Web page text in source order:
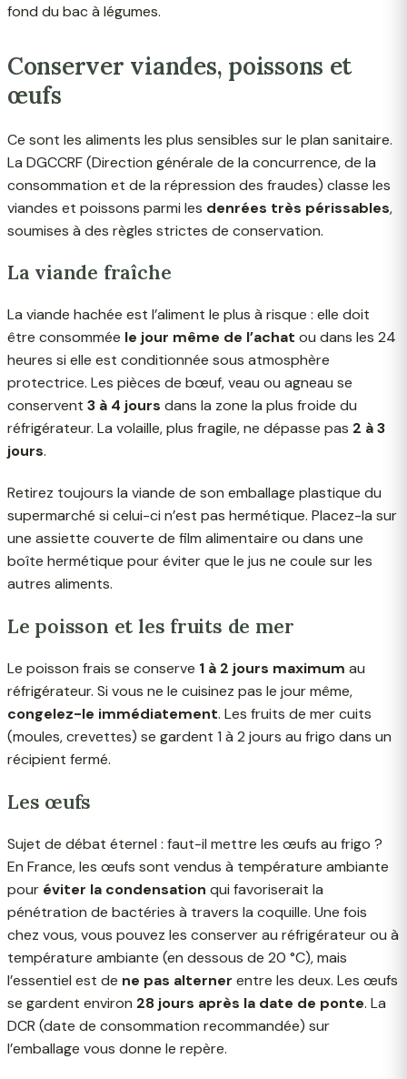
fond du bac à légumes.
Conserver viandes, poissons et
œufs
Ce sont les aliments les plus sensibles sur le plan sanitaire.
La DGCCRF (Direction générale de la concurrence, de la
consommation et de la répression des fraudes) classe les
viandes et poissons parmi les denrées très périssables,
soumises à des règles strictes de conservation.
La viande fraîche
La viande hachée est l’aliment le plus à risque : elle doit
être consommée le jour même de l’achat ou dans les 24
heures si elle est conditionnée sous atmosphère
protectrice. Les pièces de bœuf, veau ou agneau se
conservent 3 à 4 jours dans la zone la plus froide du
réfrigérateur. La volaille, plus fragile, ne dépasse pas 2 à 3
jours.
Retirez toujours la viande de son emballage plastique du
supermarché si celui-ci n’est pas hermétique. Placez-la sur
une assiette couverte de film alimentaire ou dans une
boîte hermétique pour éviter que le jus ne coule sur les
autres aliments.
Le poisson et les fruits de mer
Le poisson frais se conserve 1 à 2 jours maximum au
réfrigérateur. Si vous ne le cuisinez pas le jour même,
congelez-le immédiatement. Les fruits de mer cuits
(moules, crevettes) se gardent 1 à 2 jours au frigo dans un
récipient fermé.
Les œufs
Sujet de débat éternel : faut-il mettre les œufs au frigo ?
En France, les œufs sont vendus à température ambiante
pour éviter la condensation qui favoriserait la
pénétration de bactéries à travers la coquille. Une fois
chez vous, vous pouvez les conserver au réfrigérateur ou à
température ambiante (en dessous de 20 °C), mais
l’essentiel est de ne pas alterner entre les deux. Les œufs
se gardent environ 28 jours après la date de ponte. La
DCR (date de consommation recommandée) sur
l’emballage vous donne le repère.